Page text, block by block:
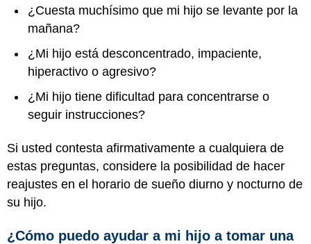
¿Cuesta muchísimo que mi hijo se levante por la
mañana?
¿Mi hijo está desconcentrado, impaciente,
hiperactivo o agresivo?
¿Mi hijo tiene dificultad para concentrarse o
seguir instrucciones?
Si usted contesta afirmativamente a cualquiera de
estas preguntas, considere la posibilidad de hacer
reajustes en el horario de sueño diurno y nocturno de
su hijo.
¿Cómo puedo ayudar a mi hijo a tomar una